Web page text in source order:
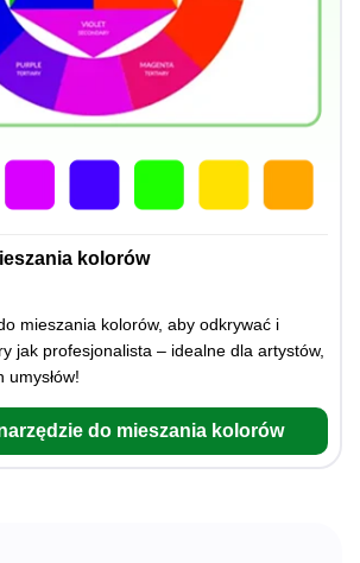
kolorów
mieszania kolorów, aby odkrywać i
jak profesjonalista – idealne dla artystów,
umysłów!
do mieszania kolorów